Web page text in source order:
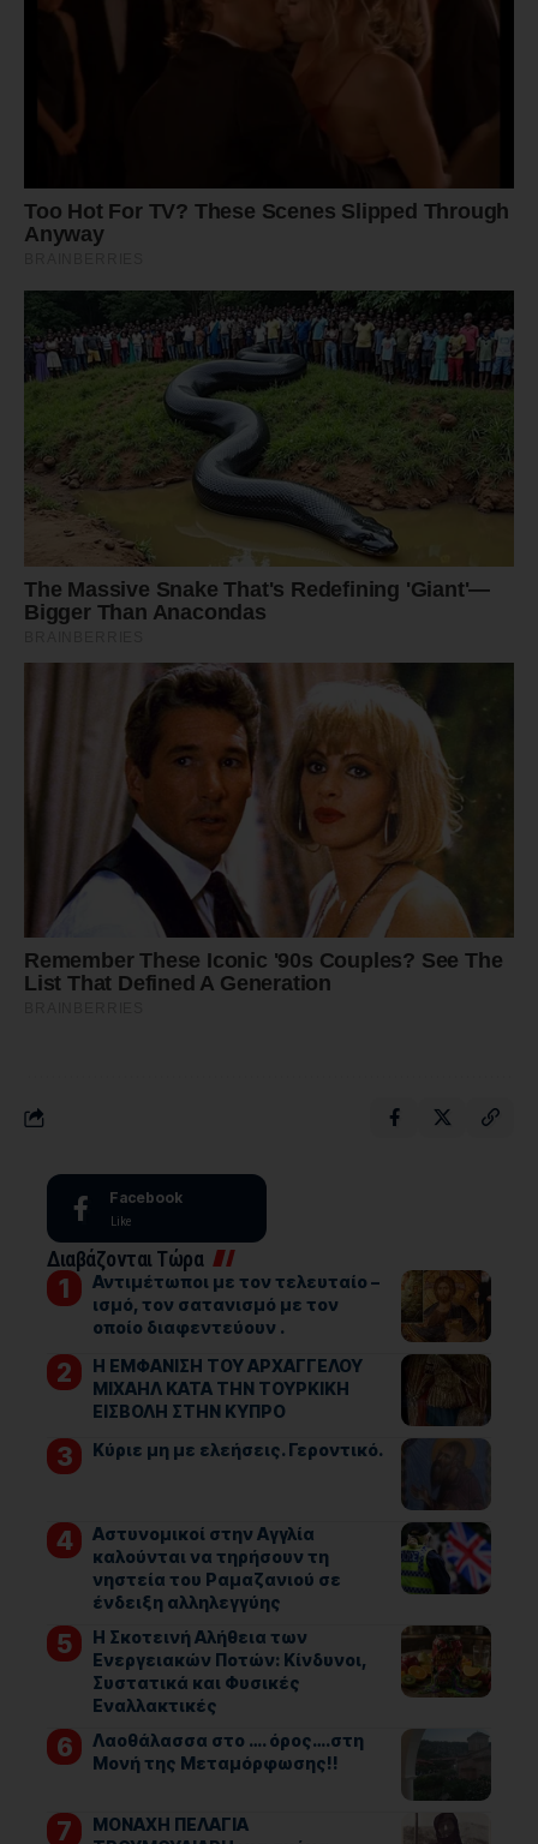
Facebook
Like
Διαβάζονται Τώρα
Αντιμέτωποι με τον τελευταίο –
ισμό, τον σατανισμό με τον
οποίο διαφεντεύουν .
Η ΕΜΦΑΝΙΣΗ ΤΟΥ ΑΡΧΑΓΓΕΛΟΥ
ΜΙΧΑΗΛ ΚΑΤΑ ΤΗΝ ΤΟΥΡΚΙΚΗ
ΕΙΣΒΟΛΗ ΣΤΗΝ ΚΥΠΡΟ
Kύριε μη με ελεήσεις. Γεροντικό.
Αστυνομικοί στην Αγγλία
καλούνται να τηρήσουν τη
νηστεία του Ραμαζανιού σε
ένδειξη αλληλεγγύης
Η Σκοτεινή Αλήθεια των
Ενεργειακών Ποτών: Κίνδυνοι,
Συστατικά και Φυσικές
Εναλλακτικές
Λαοθάλασσα στο …. όρος….στη
Μονή της Μεταμόρφωσης!!
ΜΟΝΑΧΗ ΠΕΛΑΓΙΑ